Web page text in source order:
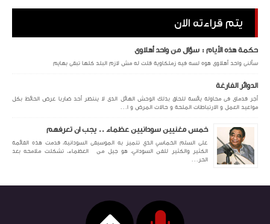
يتم قراءته الان
حكمة هذه الأيام : سؤال من واحد أهلاوى
سألنى واحد أهلاوى هوه لسه فيه زملكاوية قلت له مش لازم البلد كلها تبقى بهايم
الدوائر الفارغة
أجر قدماى فى محاولة يائسة للحاق بذلك الوحش الهائل الذى لا ينتظر أحد ضاربا عرض الحائط بكل
مواعيد العمل و الارتباطات الملحة و حالات المرض و ا...
خمس مغنيين سودانيين عظماء .. يجب ان تعرفهم
على السلم الخماسي الذي تتميز به الموسيقى السودانية، قدمت هذه القائمة
الكثير والكثير للفن السوداني، هو جيل من العظماء، تشكلت ملامحه بعد
الحر...